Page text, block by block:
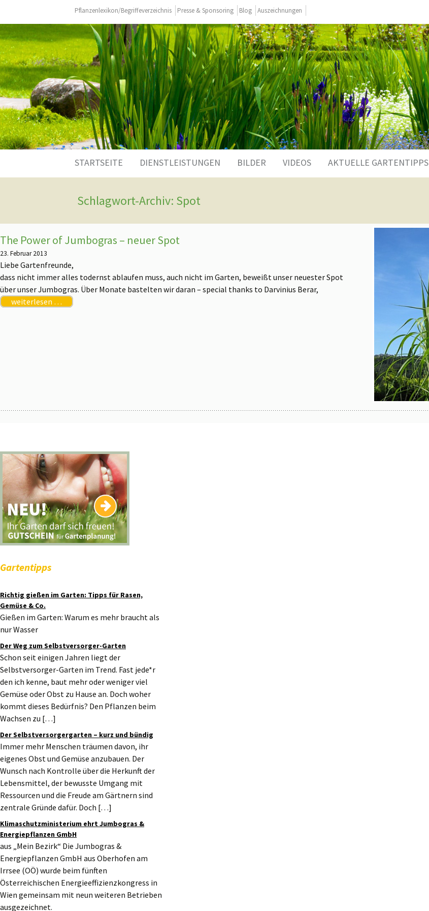
Pflanzenlexikon/Begriffeverzeichnis Presse & Sponsoring Blog Auszeichnungen
Inhalt
springen
STARTSEITE DIENSTLEISTUNGEN BILDER VIDEOS AKTUELLE GARTENTIPPS
Schlagwort-Archiv: Spot
The Power of Jumbogras – neuer Spot
23. Februar 2013
Liebe Gartenfreunde,
dass nicht immer alles todernst ablaufen muss, auch nicht im Garten, beweißt unser neuester Spot
über unser Jumbogras. Über Monate bastelten wir daran – special thanks to Darvinius Berar,
weiterlesen …
Gartentipps
Richtig gießen im Garten: Tipps für Rasen,
Gemüse & Co.
Gießen im Garten: Warum es mehr braucht als
nur Wasser
Der Weg zum Selbstversorger-Garten
Schon seit einigen Jahren liegt der
Selbstversorger-Garten im Trend. Fast jede*r
den ich kenne, baut mehr oder weniger viel
Gemüse oder Obst zu Hause an. Doch woher
kommt dieses Bedürfnis? Den Pflanzen beim
Wachsen zu […]
Der Selbstversorgergarten – kurz und bündig
Immer mehr Menschen träumen davon, ihr
eigenes Obst und Gemüse anzubauen. Der
Wunsch nach Kontrolle über die Herkunft der
Lebensmittel, der bewusste Umgang mit
Ressourcen und die Freude am Gärtnern sind
zentrale Gründe dafür. Doch […]
Klimaschutzministerium ehrt Jumbogras &
Energiepflanzen GmbH
aus „Mein Bezirk“ Die Jumbogras &
Energiepflanzen GmbH aus Oberhofen am
Irrsee (OÖ) wurde beim fünften
Österreichischen Energieeffizienzkongress in
Wien gemeinsam mit neun weiteren Betrieben
ausgezeichnet.